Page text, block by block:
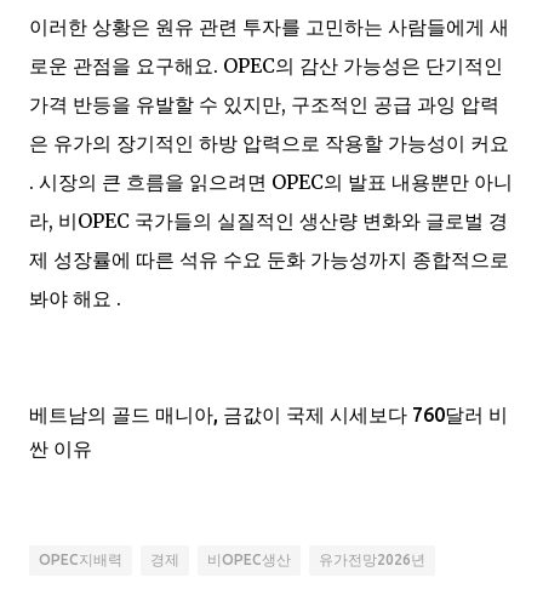
이러한 상황은 원유 관련 투자를 고민하는 사람들에게 새
로운 관점을 요구해요. OPEC의 감산 가능성은 단기적인
가격 반등을 유발할 수 있지만, 구조적인 공급 과잉 압력
은 유가의 장기적인 하방 압력으로 작용할 가능성이 커요
. 시장의 큰 흐름을 읽으려면 OPEC의 발표 내용뿐만 아니
라, 비OPEC 국가들의 실질적인 생산량 변화와 글로벌 경
제 성장률에 따른 석유 수요 둔화 가능성까지 종합적으로
봐야 해요 .
베트남의 골드 매니아, 금값이 국제 시세보다 760달러 비
싼 이유
OPEC지배력 경제 비OPEC생산 유가전망2026년